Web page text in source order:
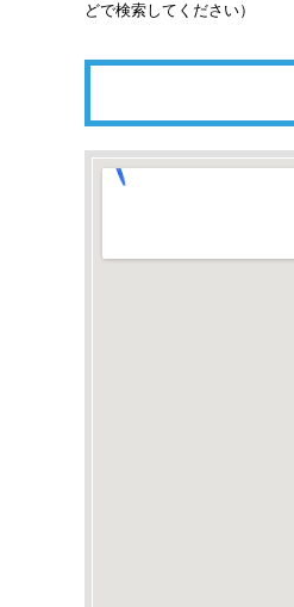
どで検索してください）